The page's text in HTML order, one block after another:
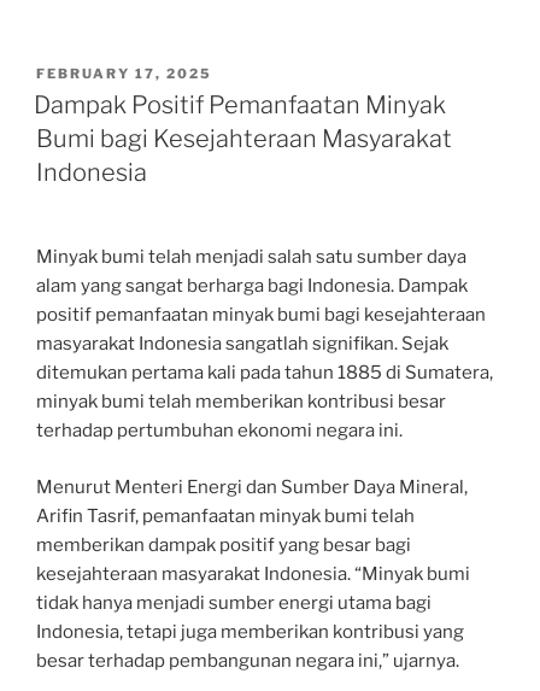
POSTED
ON
FEBRUARY 17, 2025
Dampak Positif Pemanfaatan Minyak
Bumi bagi Kesejahteraan Masyarakat
Indonesia
Minyak bumi telah menjadi salah satu sumber daya
alam yang sangat berharga bagi Indonesia. Dampak
positif pemanfaatan minyak bumi bagi kesejahteraan
masyarakat Indonesia sangatlah signifikan. Sejak
ditemukan pertama kali pada tahun 1885 di Sumatera,
minyak bumi telah memberikan kontribusi besar
terhadap pertumbuhan ekonomi negara ini.
Menurut Menteri Energi dan Sumber Daya Mineral,
Arifin Tasrif, pemanfaatan minyak bumi telah
memberikan dampak positif yang besar bagi
kesejahteraan masyarakat Indonesia. “Minyak bumi
tidak hanya menjadi sumber energi utama bagi
Indonesia, tetapi juga memberikan kontribusi yang
besar terhadap pembangunan negara ini,” ujarnya.